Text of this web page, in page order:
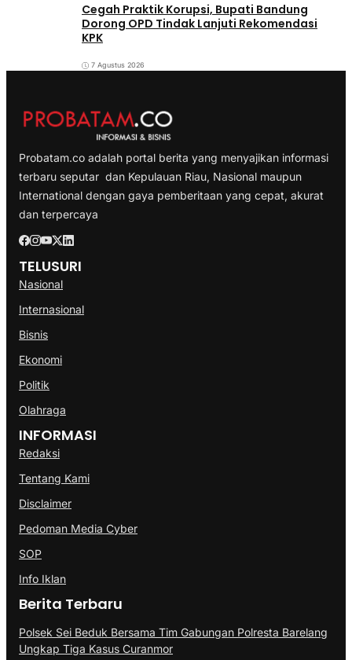
Cegah Praktik Korupsi, Bupati Bandung
Dorong OPD Tindak Lanjuti Rekomendasi
KPK
7 Agustus 2026
Probatam.co adalah portal berita yang menyajikan informasi
terbaru seputar dan Kepulauan Riau, Nasional maupun
International dengan gaya pemberitaan yang cepat, akurat
dan terpercaya
TELUSURI
Nasional
Internasional
Bisnis
Ekonomi
Politik
Olahraga
INFORMASI
Redaksi
Tentang Kami
Disclaimer
Pedoman Media Cyber
SOP
Info Iklan
Berita Terbaru
Polsek Sei Beduk Bersama Tim Gabungan Polresta Barelang
Ungkap Tiga Kasus Curanmor